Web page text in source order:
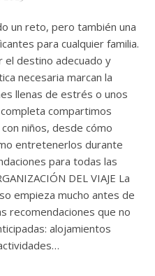
para cualquier familia.
el destino adecuado y
necesaria marcan la
llenas de estrés o unos
compartimos
niños, desde cómo
entretenerlos durante
para todas las
DEL VIAJE La
empieza mucho antes de
recomendaciones que no
alojamientos